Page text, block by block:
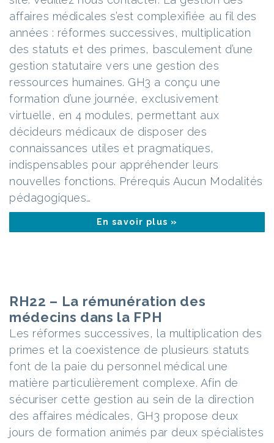
affaires médicales s’est complexifiée au fil des
années : réformes successives, multiplication
des statuts et des primes, basculement d’une
gestion statutaire vers une gestion des
ressources humaines. GH3 a conçu une
formation d’une journée, exclusivement
virtuelle, en 4 modules, permettant aux
décideurs médicaux de disposer des
connaissances utiles et pragmatiques,
indispensables pour appréhender leurs
nouvelles fonctions. Prérequis Aucun Modalités
pédagogiques…
En savoir plus »
RH22 – La rémunération des
médecins dans la FPH
Les réformes successives, la multiplication des
primes et la coexistence de plusieurs statuts
font de la paie du personnel médical une
matière particulièrement complexe. Afin de
sécuriser cette gestion au sein de la direction
des affaires médicales, GH3 propose deux
jours de formation animés par deux spécialistes